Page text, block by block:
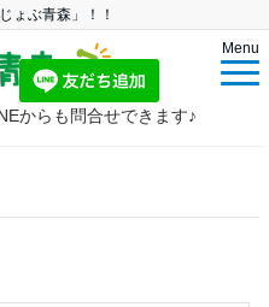
ょぶ青森」！！
Menu
からも問合せできます♪